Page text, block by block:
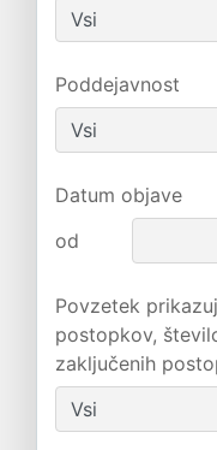
Poddejavnost
Datum objave
od
Povzetek
postopkov,
zaključenih